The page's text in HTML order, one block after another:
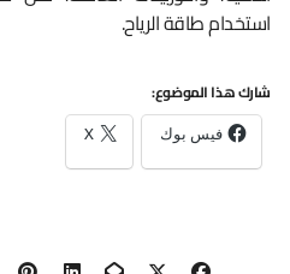
استخدام طاقة الرياح.
شارك هذا الموضوع:
فيس بوك X